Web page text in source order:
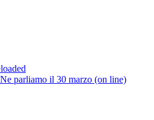
parliamo il 30 marzo (on line)